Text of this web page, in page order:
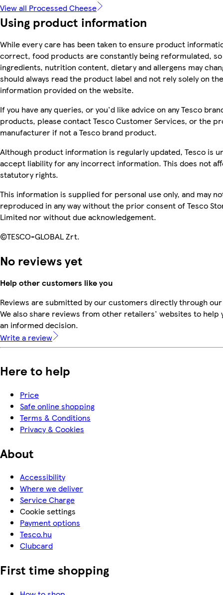
View all Processed Cheese
Using product information
While every care has been taken to ensure product
correct, food products are constantly being reformulated, so
ingredients, nutrition content, dietary and allergens may
should always read the product label and not rely solely on the
information provided on the website.
If you have any queries, or you'd like advice on any Tesco
products, please contact Tesco Customer Services, or the
manufacturer if not a Tesco brand product.
Although product information is regularly updated, Tesco is
accept liability for any incorrect information. This does not
statutory rights.
This information is supplied for personal use only, and may
reproduced in any way without the prior consent of Tesco
Limited nor without due acknowledgement.
©TESCO-GLOBAL Zrt.
No reviews yet
Help other customers like you
Reviews are submitted by our customers directly through
We also share reviews from other retailers' websites to help
an informed decision.
Write a review
Here to help
Price
Safe online shopping
Terms & Conditions
Privacy & Cookies
About
Accessibility
Where we deliver
Service Charge
Cookie settings
Payment options
Tesco.hu
Clubcard
First time shopping